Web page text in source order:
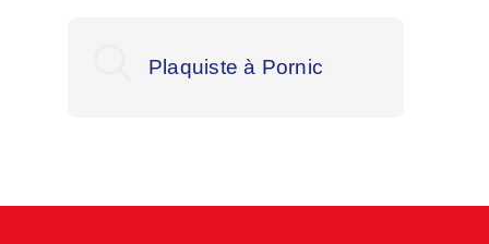
Plaquiste à Pornic